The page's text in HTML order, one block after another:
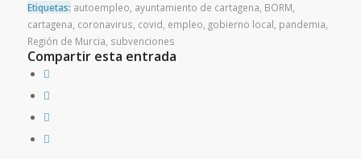
Etiquetas: autoempleo ayuntamiento de cartagena BORM
cartagena coronavirus covid empleo gobierno local pandemia
Región de Murcia subvenciones
Compartir esta entrada